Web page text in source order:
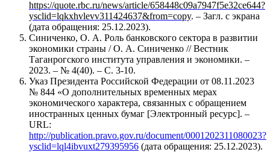
https://quote.rbc.ru/news/article/658448c09a7947f5e32ce644?
ysclid=lqkxhvlevv311424637&from=copy. – Загл. с экрана
(дата обращения: 25.12.2023).
Синиченко, О. А. Роль банковского сектора в развитии
экономики страны / О. А. Синиченко // Вестник
Таганрогского института управления и экономики. –
2023. – № 4(40). – С. 3-10.
Указ Президента Российской Федерации от 08.11.2023
№ 844 «О дополнительных временных мерах
экономического характера, связанных с обращением
иностранных ценных бумаг [Электронный ресурс]. –
URL:
http://publication.pravo.gov.ru/document/0001202311080023?
ysclid=lql4ibvuxt279395956 (дата обращения: 25.12.2023).